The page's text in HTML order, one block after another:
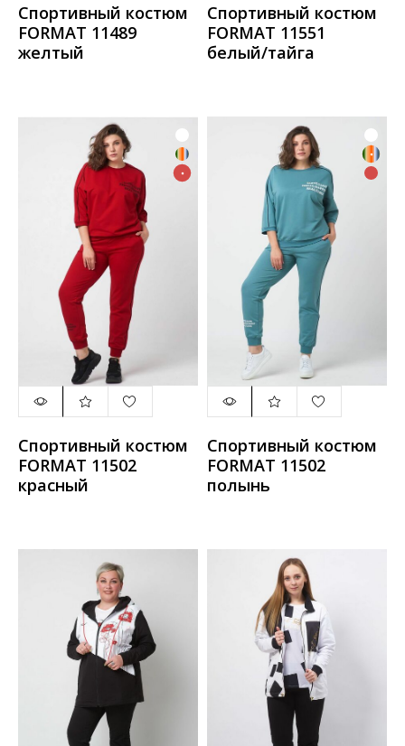
Спортивный костюм
FORMAT 11489
желтый
Спортивный костюм
FORMAT 11551
белый/тайга
Спортивный костюм
FORMAT 11502
красный
Спортивный костюм
FORMAT 11502
полынь